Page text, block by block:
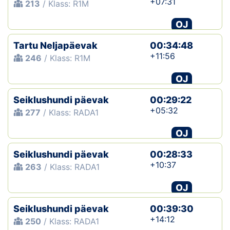
213 / Klass: R1M
OJ
Tartu Neljapäevak
246 / Klass: R1M
00:34:48
+11:56
OJ
Seiklushundi päevak
277 / Klass: RADA1
00:29:22
+05:32
OJ
Seiklushundi päevak
263 / Klass: RADA1
00:28:33
+10:37
OJ
Seiklushundi päevak
250 / Klass: RADA1
00:39:30
+14:12